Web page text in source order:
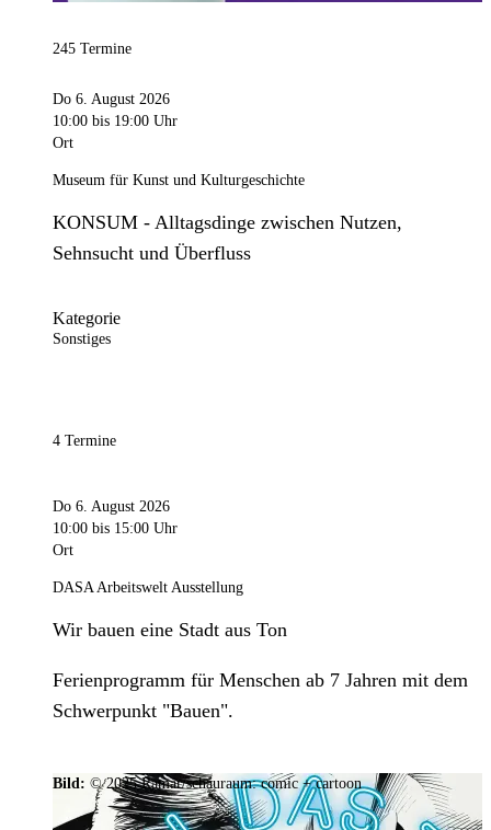
245 Termine
Do 6. August 2026
10:00 bis 19:00 Uhr
Ort
Museum für Kunst und Kulturgeschichte
KONSUM - Alltagsdinge zwischen Nutzen,
Sehnsucht und Überfluss
Kategorie
Sonstiges
4 Termine
Do 6. August 2026
10:00 bis 15:00 Uhr
Ort
DASA Arbeitswelt Ausstellung
Wir bauen eine Stadt aus Ton
Ferienprogramm für Menschen ab 7 Jahren mit dem
Schwerpunkt "Bauen".
Bild: © 2025 Ramar/schauraum: comic + cartoon